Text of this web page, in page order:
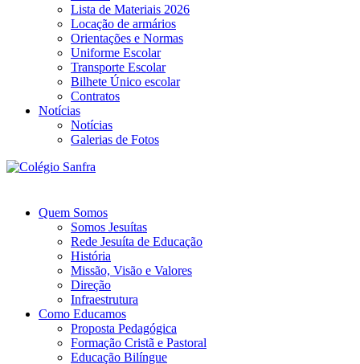
Lista de Materiais 2026
Locação de armários
Orientações e Normas
Uniforme Escolar
Transporte Escolar
Bilhete Único escolar
Contratos
Notícias
Notícias
Galerias de Fotos
Quem Somos
Somos Jesuítas
Rede Jesuíta de Educação
História
Missão, Visão e Valores
Direção
Infraestrutura
Como Educamos
Proposta Pedagógica
Formação Cristã e Pastoral
Educação Bilíngue